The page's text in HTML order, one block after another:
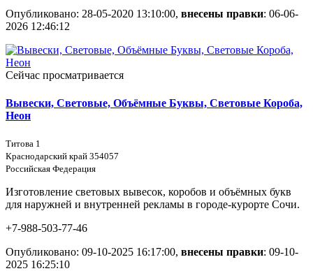
Опубликовано: 28-05-2020 13:10:00, внесены правки: 06-06-
2026 12:46:12
Сейчас просматривается
Вывески, Световые, Объёмные Буквы, Световые Короба,
Неон
Титова 1
Краснодарский край 354057
Российская Федерация
Изготовление световых вывесок, коробов и объёмных букв
для наружней и внутренней рекламы в городе-курорте Сочи.
+7-988-503-77-46
Опубликовано: 09-10-2025 16:17:00, внесены правки: 09-10-
2025 16:25:10